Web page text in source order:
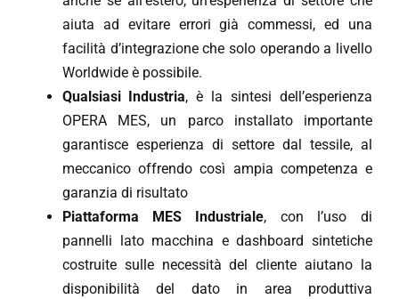
aiuta ad evitare errori già commessi, ed una
facilità d’integrazione che solo operando a livello
Worldwide è possibile.
Qualsiasi Industria, è la sintesi dell’esperienza
OPERA MES, un parco installato importante
garantisce esperienza di settore dal tessile, al
meccanico offrendo così ampia competenza e
garanzia di risultato
Piattaforma MES Industriale, con l’uso di
pannelli lato macchina e dashboard sintetiche
costruite sulle necessità del cliente aiutano la
disponibilità del dato in area produttiva